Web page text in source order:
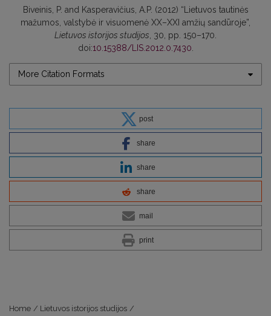
Biveinis, P. and Kasperavičius, A.P. (2012) “Lietuvos tautinės
mažumos, valstybė ir visuomenė XX–XXI amžių sandūroje”,
Lietuvos istorijos studijos , 30, pp. 150–170.
doi:10.15388/LIS.2012.0.7430
More Citation Formats
post
share
share
share
mail
print
Home / Lietuvos istorijos studijos /